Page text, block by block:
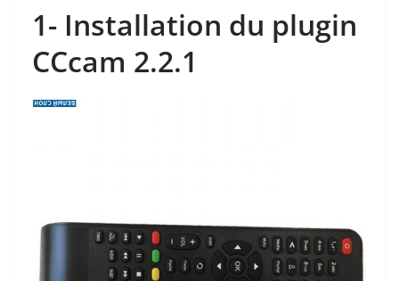
1- Installation du plugin
CCcam 2.2.1